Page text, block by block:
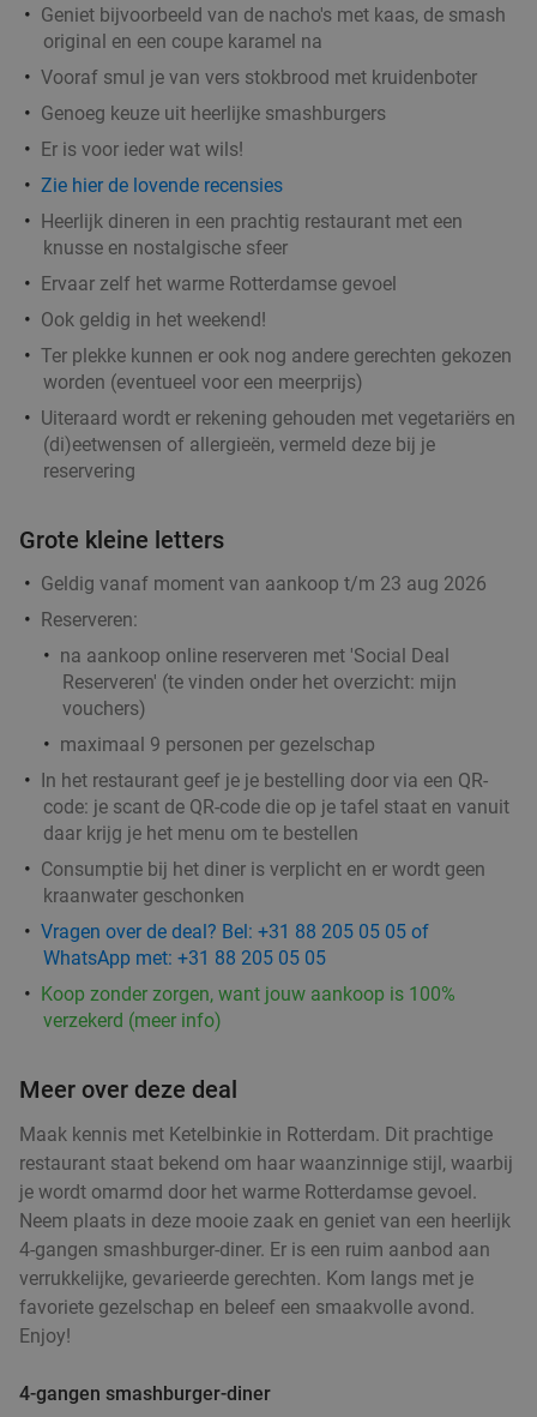
Rotterdam 2 min.directions_walk
€31
High tea (1,5 uur), shared brunch of ontbijt bij
Teds Rotterdam Lijnbaan
Rotterdam
Verkocht: 305 Regulier ,95
€14,95
Morgen Za
Zo
SUGO Pizza Rotterdam Aert van Nesstraat
Rotterdam 3 min.
Verkocht: 394 Regulier €36,50
2-gangen keuzelunch bij Steak & Bier in hartje
Rotterdam
Ma
Steak & Bier
4 min.
Verkocht: 195
33%
2-gangen keuzelunch bij L'Essenza in hartje
Rotterdam
Morgen
Zo Ma Di
Wo
L'Essenza
9.8 star
Rotterdam 4 min. directions_walk
Verkocht: 255 Regulier €19,40
Geniet bijvoorbeeld van de nacho's met kaas, de smash
original en een coupe karamel na
Vooraf smul je van vers stokbrood met kruidenboter
Genoeg keuze uit heerlijke smashburgers
Er is voor ieder wat wils!
Zie hier de lovende recensies
Heerlijk dineren in een prachtig restaurant met een
knusse en nostalgische sfeer
Ervaar zelf het warme Rotterdamse gevoel
Ook geldig in het weekend!
Ter plekke kunnen er ook nog andere gerechten gekozen
worden (eventueel voor een meerprijs)
Uiteraard wordt er rekening gehouden met vegetariërs en
(di)eetwensen of allergieën, vermeld deze bij je
reservering
Grote kleine letters
Geldig vanaf moment van aankoop t/m 23 aug 2026
Reserveren:
na aankoop online reserveren met 'Social Deal
Reserveren' (te vinden onder het overzicht: mijn
vouchers)
maximaal 9 personen per gezelschap
In het restaurant geef je je bestelling door via een QR-
code: je scant de QR-code die op je tafel staat en vanuit
daar krijg je het menu om te bestellen
Consumptie bij het diner is verplicht en er wordt geen
kraanwater geschonken
Vragen over de deal? Bel: +31 88 205 05 05 of
WhatsApp met: +31 88 205 05 05
Koop zonder zorgen, want jouw aankoop is 100%
verzekerd (meer info)
Meer over deze deal
Maak kennis met Ketelbinkie in Rotterdam. Dit prachtige
restaurant staat bekend om haar waanzinnige stijl, waarbij
je wordt omarmd door het warme Rotterdamse gevoel.
Neem plaats in deze mooie zaak en geniet van een heerlijk
4-gangen smashburger-diner. Er is een ruim aanbod aan
verrukkelijke, gevarieerde gerechten. Kom langs met je
favoriete gezelschap en beleef een smaakvolle avond.
Enjoy!
4-gangen smashburger-diner